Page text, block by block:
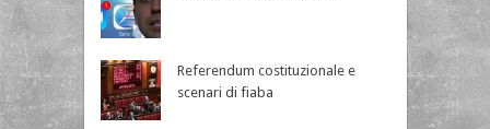
Referendum costituzionale e
scenari di fiaba